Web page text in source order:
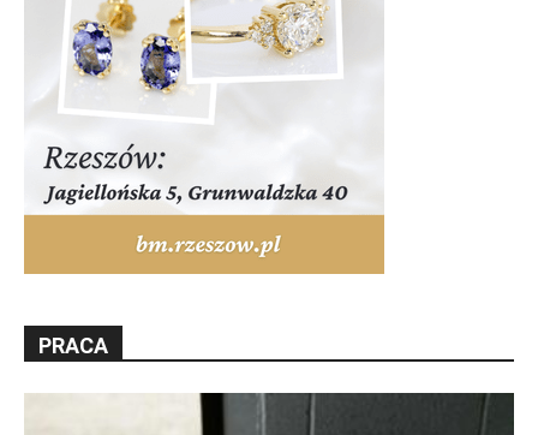
PRACA